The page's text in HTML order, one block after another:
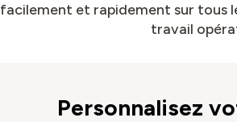
facilement et rapidement sur tous
travail
Personnalisez